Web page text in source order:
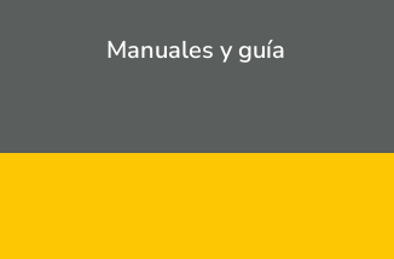
Manuales y guía